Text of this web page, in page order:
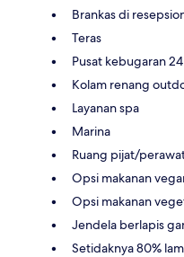
Brankas di
Teras
Pusat kebugaran
Kolam renang
Layanan spa
Marina
Ruang pijat/
Opsi makanan
Opsi makanan
Jendela berlapis
Setidaknya 80%